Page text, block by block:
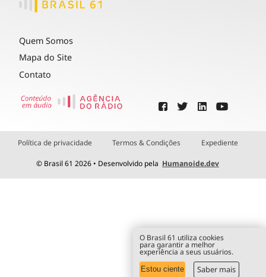
Quem Somos
Mapa do Site
Contato
Política de privacidade Termos & Condições Expediente
© Brasil 61 2026 • Desenvolvido pela Humanoide.dev
O Brasil 61 utiliza cookies
para garantir a melhor
experiência a seus usuários.
Estou ciente Saber mais